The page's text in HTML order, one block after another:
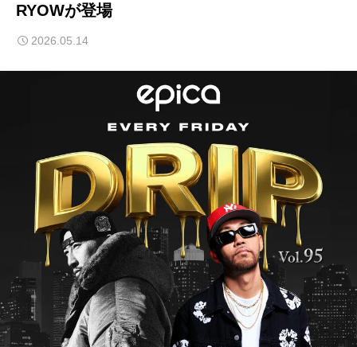
RYOWが登場
2026.05.14